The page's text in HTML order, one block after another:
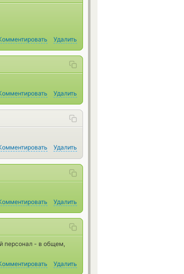
Удалить
Удалить
Удалить
Удалить
персонал - в общем,
Удалить